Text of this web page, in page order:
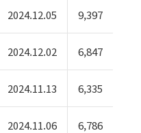
2024.12.05 9,397
2024.12.02 6,847
2024.11.13 6,335
2024.11.06 6,786